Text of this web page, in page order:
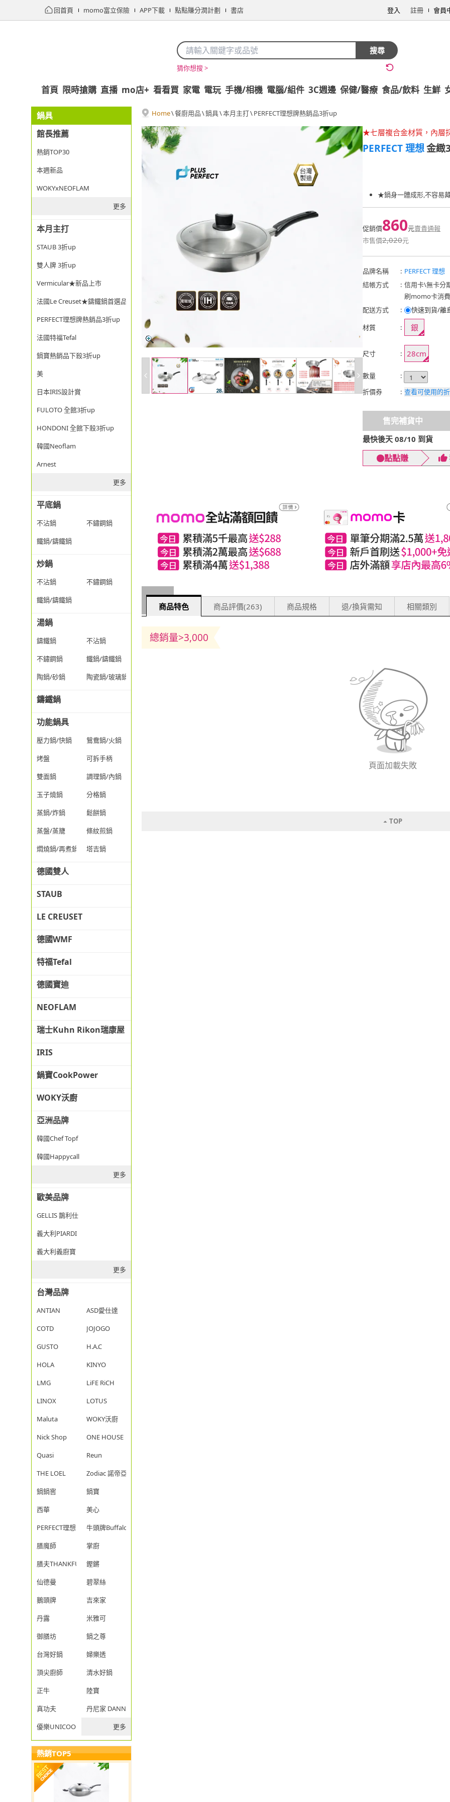
回首頁 momo富立保險 APP下載 點點賺分潤計劃 書店 登入 註冊 會員
搜尋
猜你想搜 >
首頁 限時搶購 直播 mo店+ 看看買 家電 電玩 手機/相機 電腦/組件 3C週邊 保健/醫療 食品/飲料 生鮮
鍋具
館長推薦
熱銷TOP30
本週新品
WOKYxNEOFLAM
更多
本月主打
STAUB 3折up
雙人牌 3折up
Vermicular★新品上市
法國Le Creuset★鑄鐵鍋首選品牌
PERFECT理想牌熱銷品3折up
法國特福Tefal
鍋寶熱銷品下殺3折up
美
日本IRIS設計賞
FULOTO 全館3折up
HONDONI 全館下殺3折up
韓國Neoflam
Arnest
更多
平底鍋
不沾鍋
不鏽鋼鍋
鐵鍋/鑄鐵鍋
炒鍋
不沾鍋
不鏽鋼鍋
鐵鍋/鑄鐵鍋
湯鍋
鑄鐵鍋
不沾鍋
不鏽鋼鍋
鐵鍋/鑄鐵鍋
陶鍋/砂鍋
陶瓷鍋/玻璃鍋/透明鍋
鑄鐵鍋
功能鍋具
壓力鍋/快鍋
鴛鴦鍋/火鍋
烤盤
可拆手柄
雙面鍋
調理鍋/內鍋
玉子燒鍋
分格鍋
蒸鍋/炸鍋
鬆餅鍋
蒸盤/蒸籠
條紋煎鍋
燜燒鍋/再煮鍋
塔吉鍋
德國雙人
STAUB
LE CREUSET
德國WMF
特福Tefal
德國寶迪
NEOFLAM
瑞士Kuhn Rikon瑞康屋
IRIS
鍋寶CookPower
WOKY沃廚
亞洲品牌
韓國Chef Topf
韓國Happycall
更多
歐美品牌
GELLIS 鵲利仕
義大利PIARDI
義大利義廚寶
更多
台灣品牌
ANTIAN
ASD愛仕達
COTD
JOJOGO
GUSTO
H.A.C
HOLA
KINYO
LMG
LiFE RiCH
LINOX
LOTUS
Maluta
WOKY沃廚
Nick Shop
ONE HOUSE
Quasi
Reun
THE LOEL
Zodiac 諾帝亞
鍋鍋窖
鍋寶
西華
美心
PERFECT理想
牛頭牌Buffalo
膳魔師
掌廚
膳夫THANKFUL
鏗鏘
仙德曼
碧翠絲
鵝頭牌
吉來家
丹露
米雅可
御膳坊
鍋之尊
台灣好鍋
婦樂透
頂尖廚師
清水好鍋
正牛
陸寶
真功夫
丹尼家 DANNY JIA
優樂UNICOOK
更多
熱銷TOP5
Home\餐廚用品\鍋具\本月主打\PERFECT理想牌熱銷品3折up
★七層複合金材質，內層
PERFECT 理想金緻
★鍋身一體成形,不容易
促銷價860元賣貴通報
市售價2,020元
品牌名稱 : PERFECT 理想
結帳方式
: 信用卡\無卡分
刷momo卡消
配送方式
:
快速到貨/離
材質
: 銀
尺寸 : 28cm
數量
:
折價券
: 查看可使用的
售完補貨中
最快後天 08/10 到貨
點點賺
商品特色 商品評價(263) 商品規格 退/換貨需知 相關類別
總銷量>3,000
頁面加載失敗
TOP